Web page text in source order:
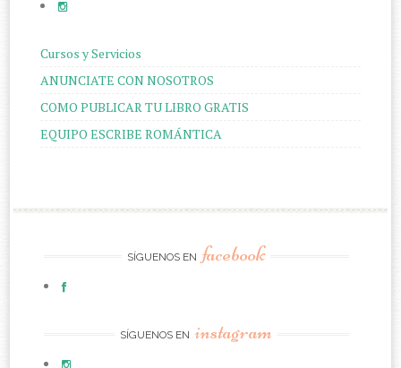
Cursos y Servicios
ANUNCIATE CON NOSOTROS
COMO PUBLICAR TU LIBRO GRATIS
EQUIPO ESCRIBE ROMÁNTICA
SÍGUENOS EN facebook
SÍGUENOS EN instagram